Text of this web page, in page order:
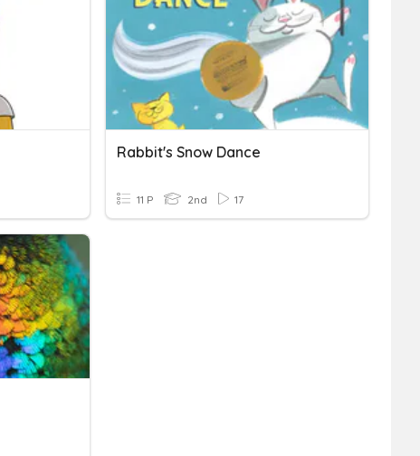
Rabbit's Snow Dance
11 P 2nd 17